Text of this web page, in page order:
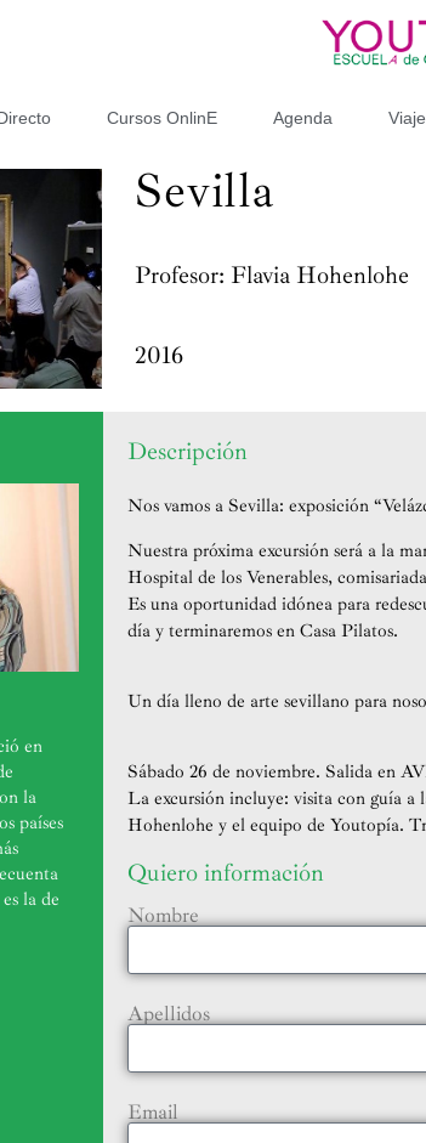
Cursos OnlinE Agenda
Sevilla
Profesor: Flavia Hohenlohe
2016
en
la
países
la de
Descripción
Nos vamos a Sevilla: exposición
Nuestra próxima excursión será a la
Hospital de los Venerables,
Es una oportunidad idónea para
día y terminaremos en Casa Pilatos.
Un día lleno de arte sevillano para
Sábado 26 de noviembre. Salida en
La excursión incluye: visita con guía a
Hohenlohe y el equipo de Youtopía.
Quiero información
Nombre
Apellidos
Email